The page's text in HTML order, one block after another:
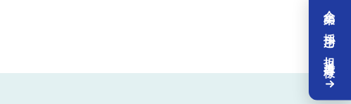
企業の採用ご担当者様へ